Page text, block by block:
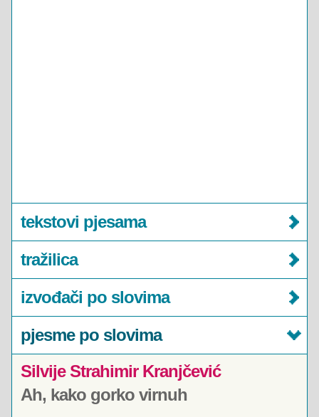
tekstovi pjesama
tražilica
izvođači po slovima
pjesme po slovima
Silvije Strahimir Kranjčević
Ah, kako gorko virnuh